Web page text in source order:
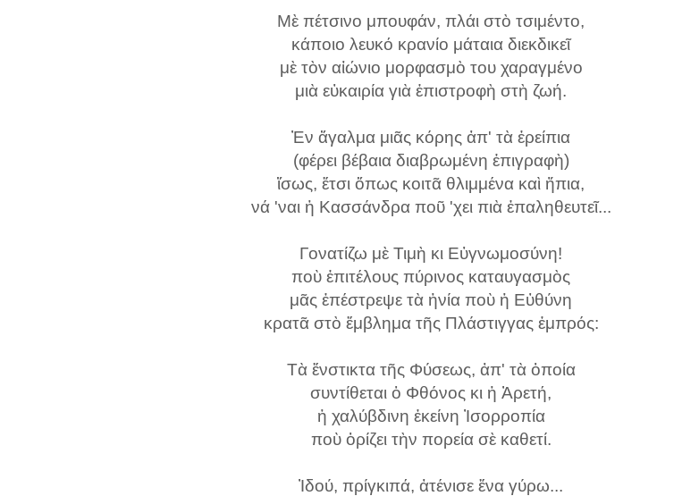
Μὲ πέτσινο μπουφάν, πλάι στὸ τσιμέντο,
κάποιο λευκό κρανίο μάταια διεκδικεῖ
μὲ τὸν αἰώνιο μορφασμὸ του χαραγμένο
μιὰ εὐκαιρία γιὰ ἐπιστροφὴ στὴ ζωή.
Ἐν ἄγαλμα μιᾶς κόρης ἀπ' τὰ ἐρείπια
(φέρει βέβαια διαβρωμένη ἐπιγραφὴ)
ἴσως, ἔτσι ὅπως κοιτᾶ θλιμμένα καὶ ἤπια,
νά 'ναι ἡ Κασσάνδρα ποῦ 'χει πιὰ ἐπαληθευτεῖ...
Γονατίζω μὲ Τιμὴ κι Εὐγνωμοσύνη!
ποὺ ἐπιτέλους πύρινος καταυγασμὸς
μᾶς ἐπέστρεψε τὰ ἡνία ποὺ ἡ Εὐθύνη
κρατᾶ στὸ ἔμβλημα τῆς Πλάστιγγας ἐμπρός:
Τὰ ἔνστικτα τῆς Φύσεως, ἀπ' τὰ ὁποία
συντίθεται ὁ Φθόνος κι ἡ Ἀρετή,
ἡ χαλύβδινη ἐκείνη Ἰσορροπία
ποὺ ὁρίζει τὴν πορεία σὲ καθετί.
Ἰδού, πρίγκιπά, ἀτένισε ἕνα γύρω...